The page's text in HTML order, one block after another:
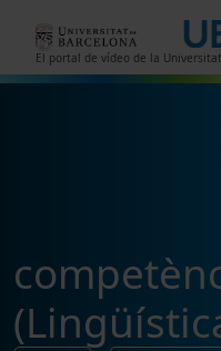
El portal de vídeo de la